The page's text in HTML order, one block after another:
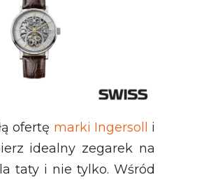
ofertę marki Ingersoll i
idealny zegarek na
taty i nie tylko. Wśród